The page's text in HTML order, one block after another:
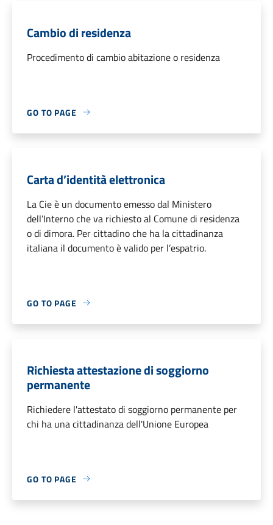
Cambio di residenza
Procedimento di cambio abitazione o residenza
GO TO PAGE
Carta d’identità elettronica
La Cie è un documento emesso dal Ministero
dell’Interno che va richiesto al Comune di residenza
o di dimora. Per cittadino che ha la cittadinanza
italiana il documento è valido per l’espatrio.
GO TO PAGE
Richiesta attestazione di soggiorno
permanente
Richiedere l'attestato di soggiorno permanente per
chi ha una cittadinanza dell'Unione Europea
GO TO PAGE